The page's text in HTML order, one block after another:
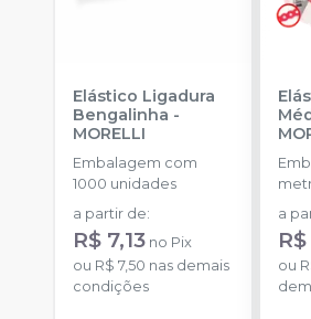
Elástico Ligadura
Bengalinha -
MORELLI
Embalagem com
1000 unidades
a partir de:
R$ 7,13 no Pix
ou R$ 7,50 nas demais
condições
a
R$
ou